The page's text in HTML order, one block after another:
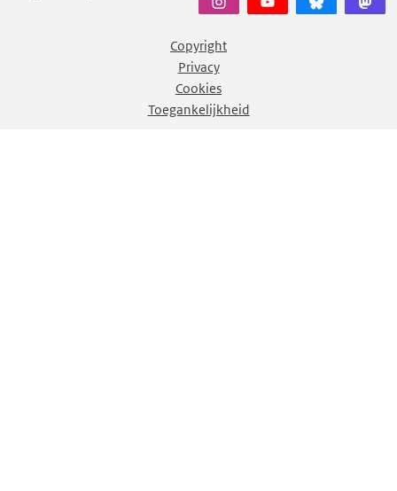
Copyright
Privacy
Cookies
Toegankelijkheid